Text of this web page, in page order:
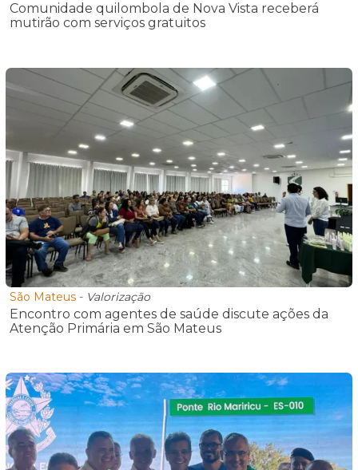
Comunidade quilombola de Nova Vista receberá
mutirão com serviços gratuitos
São Mateus - Valorização
Encontro com agentes de saúde discute ações da
Atenção Primária em São Mateus